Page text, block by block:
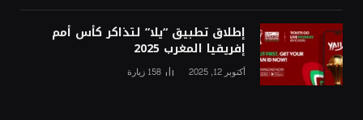
إطلاق تطبيق “يلا” لتذاكر كأس أمم
إفريقيا المغرب 2025
أكتوبر 12, 2025 158 زيارة